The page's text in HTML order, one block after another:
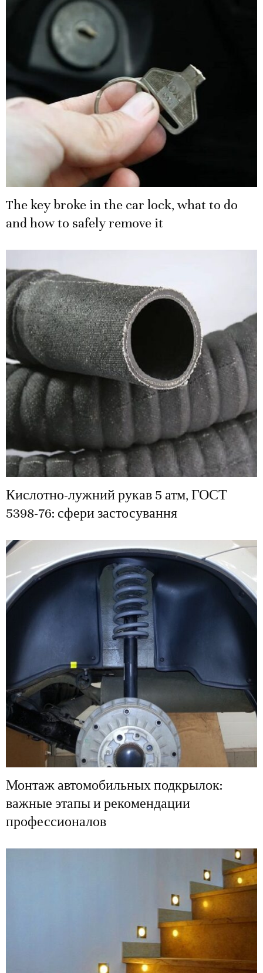
The key broke in the car lock, what to do
and how to safely remove it
Кислотно-лужний рукав 5 атм, ГОСТ
5398-76: сфери застосування
Монтаж автомобильных подкрылок:
важные этапы и рекомендации
профессионалов